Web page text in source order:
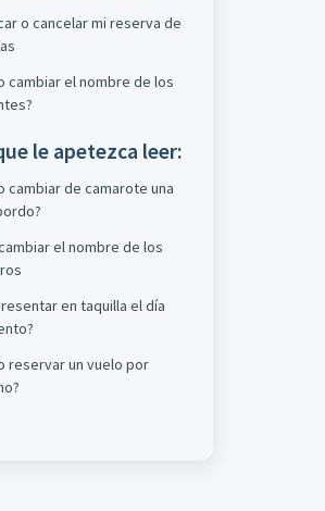
o cancelar mi reserva de
cambiar el nombre de los
le apetezca leer:
cambiar de camarote una
el nombre de los
en taquilla el día
reservar un vuelo por